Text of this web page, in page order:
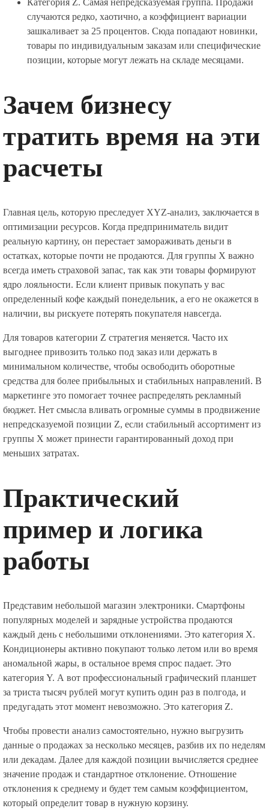
Категория Z. Самая непредсказуемая группа. Продажи
случаются редко, хаотично, а коэффициент вариации
зашкаливает за 25 процентов. Сюда попадают новинки,
товары по индивидуальным заказам или специфические
позиции, которые могут лежать на складе месяцами.
Зачем бизнесу
тратить время на эти
расчеты
Главная цель, которую преследует XYZ-анализ, заключается в
оптимизации ресурсов. Когда предприниматель видит
реальную картину, он перестает замораживать деньги в
остатках, которые почти не продаются. Для группы X важно
всегда иметь страховой запас, так как эти товары формируют
ядро лояльности. Если клиент привык покупать у вас
определенный кофе каждый понедельник, а его не окажется в
наличии, вы рискуете потерять покупателя навсегда.
Для товаров категории Z стратегия меняется. Часто их
выгоднее привозить только под заказ или держать в
минимальном количестве, чтобы освободить оборотные
средства для более прибыльных и стабильных направлений. В
маркетинге это помогает точнее распределять рекламный
бюджет. Нет смысла вливать огромные суммы в продвижение
непредсказуемой позиции Z, если стабильный ассортимент из
группы X может принести гарантированный доход при
меньших затратах.
Практический
пример и логика
работы
Представим небольшой магазин электроники. Смартфоны
популярных моделей и зарядные устройства продаются
каждый день с небольшими отклонениями. Это категория X.
Кондиционеры активно покупают только летом или во время
аномальной жары, в остальное время спрос падает. Это
категория Y. А вот профессиональный графический планшет
за триста тысяч рублей могут купить один раз в полгода, и
предугадать этот момент невозможно. Это категория Z.
Чтобы провести анализ самостоятельно, нужно выгрузить
данные о продажах за несколько месяцев, разбив их по неделям
или декадам. Далее для каждой позиции вычисляется среднее
значение продаж и стандартное отклонение. Отношение
отклонения к среднему и будет тем самым коэффициентом,
который определит товар в нужную корзину.